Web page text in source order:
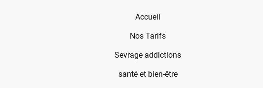
Accueil
Nos Tarifs
Sevrage addictions
santé et bien-être